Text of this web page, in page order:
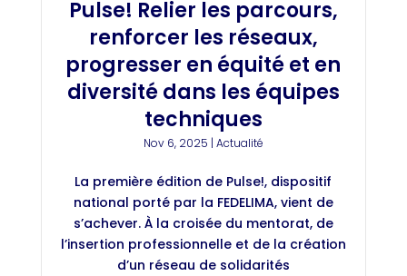
Pulse! Relier les parcours,
renforcer les réseaux,
progresser en équité et en
diversité dans les équipes
techniques
Nov 6, 2025 Actualité
La première édition de Pulse!, dispositif
national porté par la FEDELIMA, vient de
s’achever. À la croisée du mentorat, de
l’insertion professionnelle et de la création
d’un réseau de solidarités